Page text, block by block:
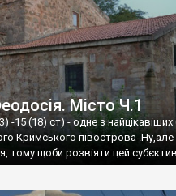
Місто Ч.1
-15 (18) ст) - одне з найцікавіших
Кримського півострова .Ну,але
тому щоби розвіяти цей